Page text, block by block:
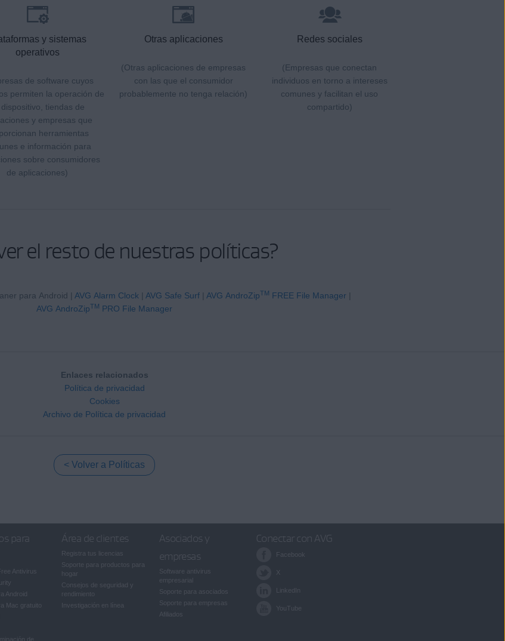
y sistemas
operativos
de software cuyos
permiten la operación de
dispositivo, tiendas de
y empresas que
herramientas
e información para
sobre consumidores
de aplicaciones)
Otras aplicaciones
(Otras aplicaciones de empresas
con las que el consumidor
probablemente no tenga relación)
Redes sociales
(Empresas que conectan
individuos en torno a intereses
comunes y facilitan el uso
compartido)
el resto de nuestras políticas?
para Android | AVG Alarm Clock | AVG Safe Surf | AVG AndroZipTM FREE File Manager |
AVG AndroZipTM PRO File Manager
Enlaces relacionados
Política de privacidad
Cookies
Archivo de Política de privacidad
Volver a Políticas
para
Antivirus
Android
Mac gratuito
de
Área de clientes
Registra tus licencias
Soporte para productos para
hogar
Consejos de seguridad y
rendimiento
Investigación en línea
Asociados y
empresas
Software antivirus
empresarial
Soporte para asociados
Soporte para empresas
Afiliados
Conectar con AVG
Facebook
X
LinkedIn
YouTube